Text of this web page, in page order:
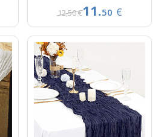
12,50 €11.50 €